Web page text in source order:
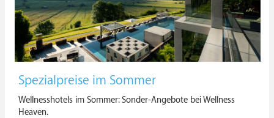
Spezialpreise im Sommer
Wellnesshotels im Sommer: Sonder-Angebote bei Wellness
Heaven.